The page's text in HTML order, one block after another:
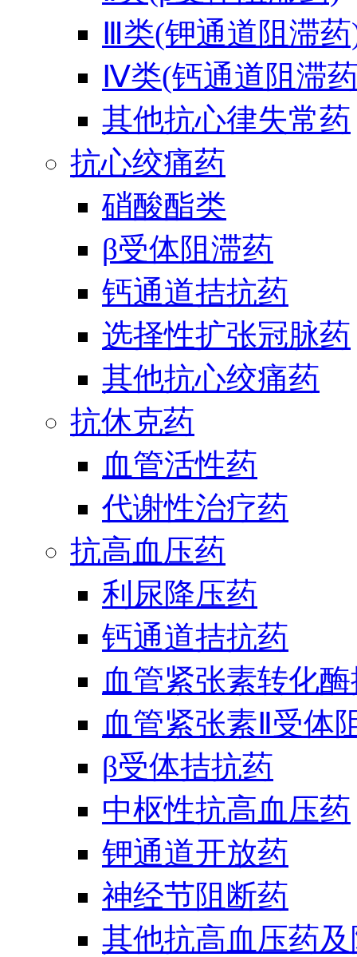
Ⅲ类(钾通道阻滞
Ⅳ类(钙通道阻滞
其他抗心律失常药
抗心绞痛药
硝酸酯类
β受体阻滞药
钙通道拮抗药
选择性扩张冠脉药
其他抗心绞痛药
抗休克药
血管活性药
代谢性治疗药
抗高血压药
利尿降压药
钙通道拮抗药
血管紧张素转化
血管紧张素Ⅱ受体
β受体拮抗药
中枢性抗高血压药
钾通道开放药
神经节阻断药
其他抗高血压药